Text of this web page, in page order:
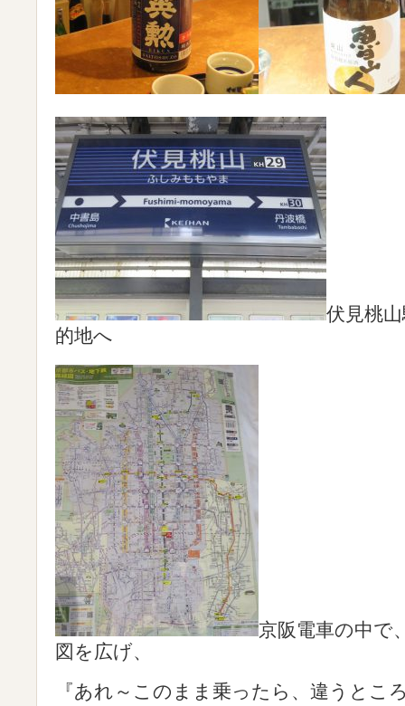
伏見桃
的地へ
京阪電車の中で
図を広げ、
『あれ～このまま乗ったら、違うとこ